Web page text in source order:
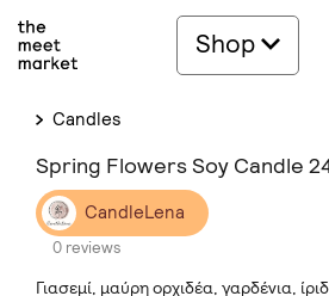
Shop
Candles
Spring Flowers Soy Candle
CandleLena
0 reviews
Γιασεμί, μαύρη ορχιδέα, γαρδένια,